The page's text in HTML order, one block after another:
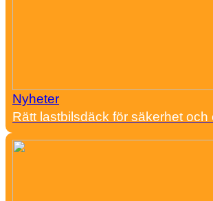
Nyheter
Rätt lastbilsdäck för säkerhet och